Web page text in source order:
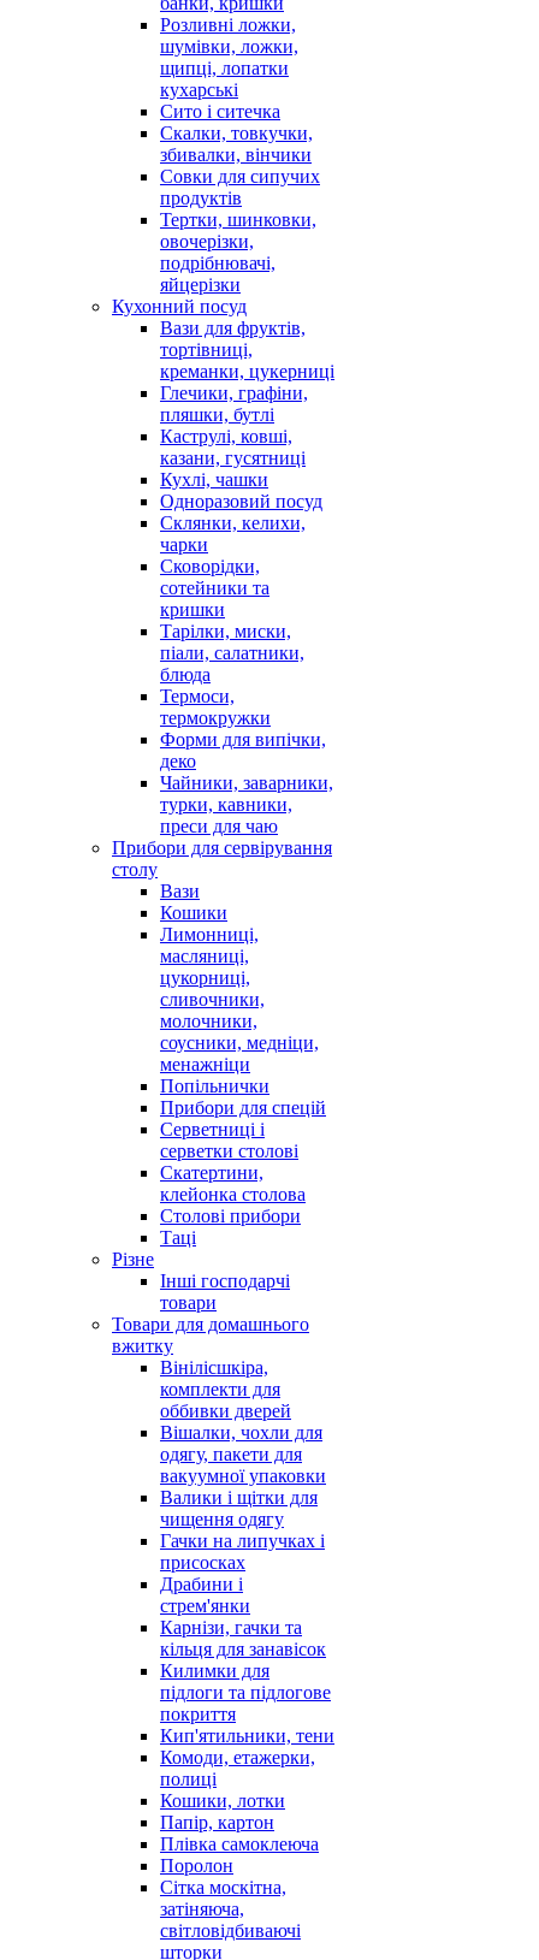
Розливні ложки,
шумівки, ложки,
щипці, лопатки
кухарські
Сито і ситечка
Скалки, товкучки,
збивалки, вінчики
Совки для сипучих
продуктів
Тертки, шинковки,
овочерізки,
подрібнювачі,
яйцерізки
Кухонний посуд
Вази для фруктів,
тортівниці,
креманки, цукерниці
Глечики, графіни,
пляшки, бутлі
Каструлі, ковші,
казани, гусятниці
Кухлі, чашки
Одноразовий посуд
Склянки, келихи,
чарки
Сковорідки,
сотейники та
кришки
Тарілки, миски,
піали, салатники,
блюда
Термоси,
термокружки
Форми для випічки,
деко
Чайники, заварники,
турки, кавники,
преси для чаю
Прибори для сервірування
столу
Вази
Кошики
Лимонниці,
масляниці,
цукорниці,
сливочники,
молочники,
соусники, медніци,
менажніци
Попільнички
Прибори для спецій
Серветниці і
серветки столові
Скатертини,
клейонка столова
Столові прибори
Таці
Різне
Інші господарчі
товари
Товари для домашнього
вжитку
Вінілісшкіра,
комплекти для
оббивки дверей
Вішалки, чохли для
одягу, пакети для
вакуумної упаковки
Валики і щітки для
чищення одягу
Гачки на липучках і
присосках
Драбини і
стрем'янки
Карнізи, гачки та
кільця для занавісок
Килимки для
підлоги та підлогове
покриття
Кип'ятильники, тени
Комоди, етажерки,
полиці
Кошики, лотки
Папір, картон
Плівка самоклеюча
Поролон
Сітка москітна,
затіняюча,
світловідбиваючі
шторки